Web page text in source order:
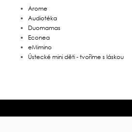
Arome
Audiotéka
Duomamas
Econea
eMimino
Ústecké mini děti - tvoříme s láskou